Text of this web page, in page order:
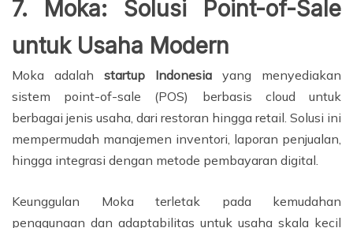
7. Moka: Solusi Point-of-Sale
untuk Usaha Modern
Moka adalah startup Indonesia yang menyediakan
sistem point-of-sale (POS) berbasis cloud untuk
berbagai jenis usaha, dari restoran hingga retail. Solusi ini
mempermudah manajemen inventori, laporan penjualan,
hingga integrasi dengan metode pembayaran digital.
Keunggulan Moka terletak pada kemudahan
penggunaan dan adaptabilitas untuk usaha skala kecil